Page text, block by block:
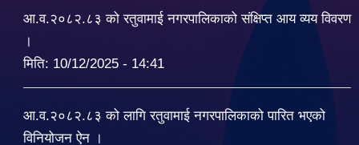
आ.व.२०८२.८३ को रतुवामाई नगरपालिकाको संक्षिप्त आय व्यय विवरण
।
मिति: 10/12/2025 - 14:41
आ.व.२०८२.८३ को लागि रतुवामाई नगरपालिकाको पारित भएको
विनियोजन ऐन ।